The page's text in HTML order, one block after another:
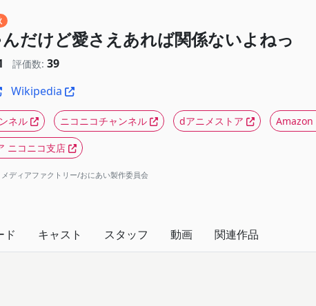
だけど愛さえあれば関係ないよねっ
評価数: 39
Wikipedia
ネル ニコニコチャンネル dアニメストア Amazon
ニコニコ支店
ディアファクトリー/おにあい製作委員会
ド キャスト スタッフ 動画 関連作品